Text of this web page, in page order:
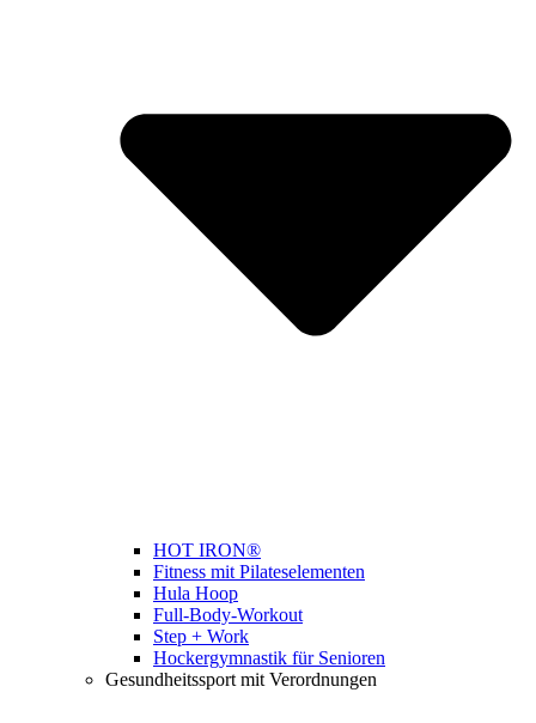
HOT IRON®
Fitness mit Pilateselementen
Hula Hoop
Full-Body-Workout
Step + Work
Hockergymnastik für Senioren
Gesundheitssport mit Verordnungen